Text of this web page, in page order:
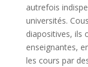
autrefois
universités.
diapositives, ils
enseignantes,
les cours par